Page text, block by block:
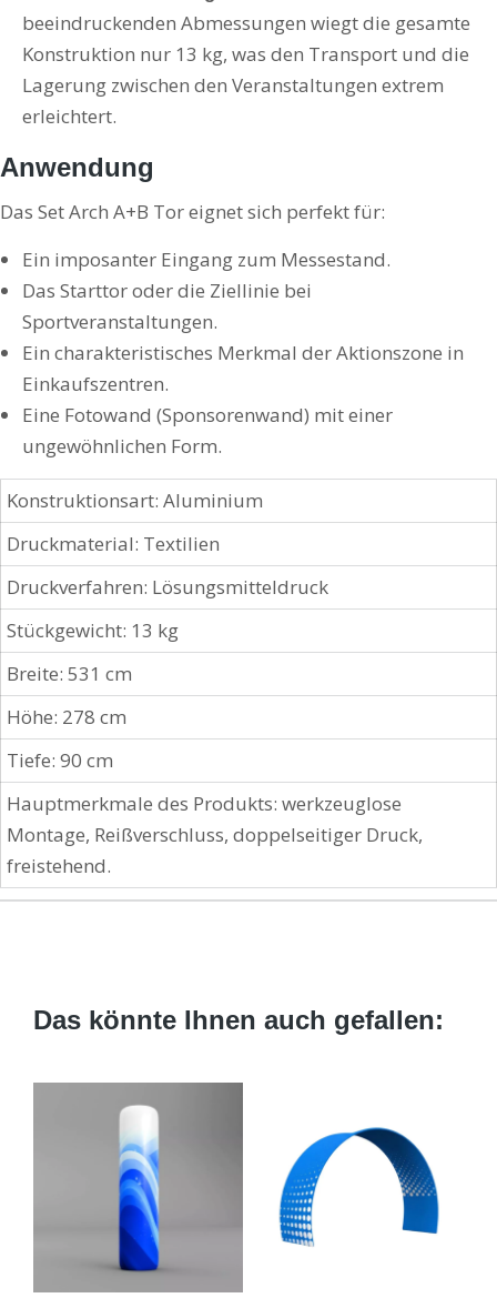
beeindruckenden Abmessungen wiegt die gesamte
Konstruktion nur 13 kg, was den Transport und die
Lagerung zwischen den Veranstaltungen extrem
erleichtert.
Anwendung
Das Set Arch A+B Tor eignet sich perfekt für:
Ein imposanter Eingang zum Messestand.
Das Starttor oder die Ziellinie bei
Sportveranstaltungen.
Ein charakteristisches Merkmal der Aktionszone in
Einkaufszentren.
Eine Fotowand (Sponsorenwand) mit einer
ungewöhnlichen Form.
Konstruktionsart: Aluminium
Druckmaterial: Textilien
Druckverfahren: Lösungsmitteldruck
Stückgewicht: 13 kg
Breite: 531 cm
Höhe: 278 cm
Tiefe: 90 cm
Hauptmerkmale des Produkts: werkzeuglose
Montage, Reißverschluss, doppelseitiger Druck,
freistehend.
Das könnte Ihnen auch gefallen: